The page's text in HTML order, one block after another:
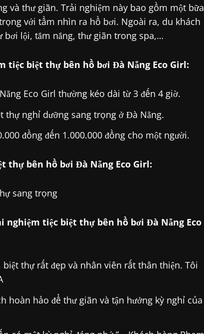
và thư giãn. Trải nghiệm này bao gồm một bữa
với tầm nhìn ra hồ bơi. Ngoài ra, du khách
lội, tắm nắng, thư giãn trong spa,…
tiệc biệt thự bên hồ bơi Đà Nẵng Eco Girl:
Eco Girl thường kéo dài từ 3 đến 4 giờ.
thự nghỉ dưỡng sang trọng ở Đà Nẵng.
đồng đến 1.000.000 đồng cho một người.
thự bên hồ bơi Đà Nẵng Eco Girl:
sang trọng
tiệc biệt thự bên hồ bơi Đà Nẵng Eco
thự rất đẹp và nhân viên rất thân thiện. Tôi
hoàn hảo để thư giãn và tận hưởng kỳ nghỉ của